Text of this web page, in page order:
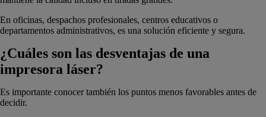
En oficinas, despachos profesionales, centros educativos o
departamentos administrativos, es una solución eficiente y segura.
¿Cuáles son las desventajas de una
impresora láser?
Es importante conocer también los puntos menos favorables antes de
decidir.